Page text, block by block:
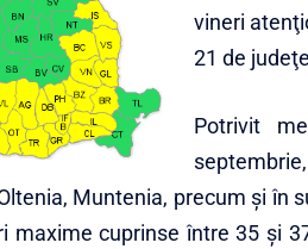
vineri
21 de
Potrivit
Muntenia, precum şi în
maxime cuprinse între 35 şi